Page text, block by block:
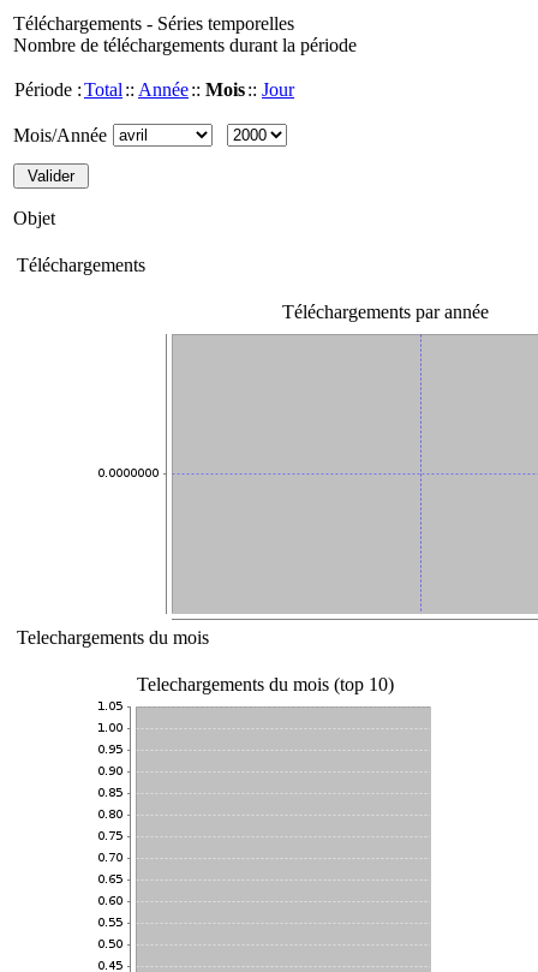
Téléchargements - Séries temporelles
Nombre de téléchargements durant la période
Période :Total :: Année:: Mois:: Jour
Mois/Année
Objet
Téléchargements
Téléchargements par année
Telechargements du mois
Telechargements du mois (top 10)